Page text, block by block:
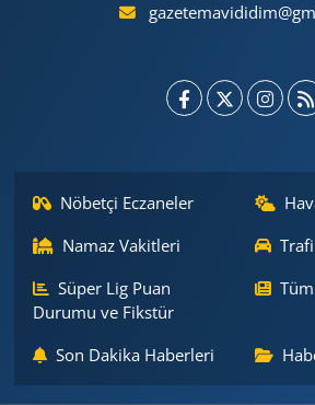
Nöbetçi Eczaneler
Namaz Vakitleri
Süper Lig Puan
Durumu ve Fikstür
Son Dakika Haberleri